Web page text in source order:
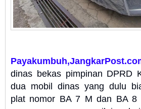
dinas bekas pimpinan DPRD
dua mobil dinas yang dulu
plat nomor BA 7 M dan BA 8